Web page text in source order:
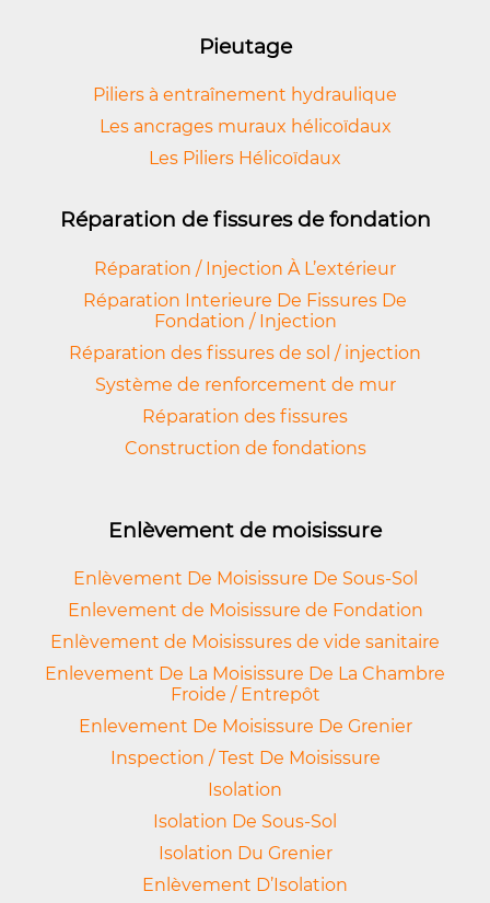
Pieutage
Piliers à entraînement hydraulique
Les ancrages muraux hélicoïdaux
Les Piliers Hélicoïdaux
Réparation de fissures de fondation
Réparation / Injection À L’extérieur
Réparation Interieure De Fissures De
Fondation / Injection
Réparation des fissures de sol / injection
Système de renforcement de mur
Réparation des fissures
Construction de fondations
Enlèvement de moisissure
Enlèvement De Moisissure De Sous-Sol
Enlevement de Moisissure de Fondation
Enlèvement de Moisissures de vide sanitaire
Enlevement De La Moisissure De La Chambre
Froide / Entrepôt
Enlevement De Moisissure De Grenier
Inspection / Test De Moisissure
Isolation
Isolation De Sous-Sol
Isolation Du Grenier
Enlèvement D’Isolation